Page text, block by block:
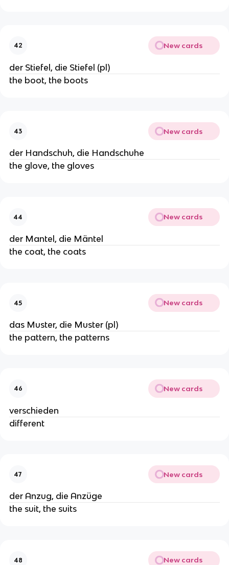
42 New cards
der Stiefel, die Stiefel (pl)
the boot, the boots
43 New cards
der Handschuh, die Handschuhe
the glove, the gloves
44 New cards
der Mantel, die Mäntel
the coat, the coats
45 New cards
das Muster, die Muster (pl)
the pattern, the patterns
46 New cards
verschieden
different
47 New cards
der Anzug, die Anzüge
the suit, the suits
48 New cards